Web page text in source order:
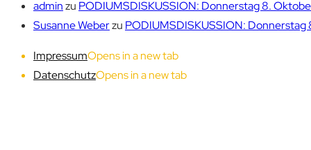
adminzu PODIUMSDISKUSSION: Donnerstag 8.
Susanne Weberzu PODIUMSDISKUSSION: Donnerstag
ImpressumOpens in a new tab
DatenschutzOpens in a new tab